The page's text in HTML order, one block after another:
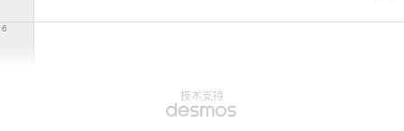
6
技术支持